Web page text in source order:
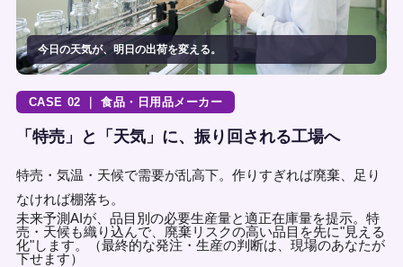
今日の天気が、明日の出荷を変える。
CASE 02 ｜ 食品・日用品メーカー
「特売」と「天気」に、振り回される工場へ
特売・気温・天候で需要が乱高下。作りすぎれば廃棄、足り
なければ棚落ち。
未来予測AIが、品目別の必要生産量と適正在庫量を提示。特
売・天候も織り込んで、廃棄リスクの高い品目を先に"見える
化"します。
（最終的な発注・生産の判断は、現場のあなたが
下せます）